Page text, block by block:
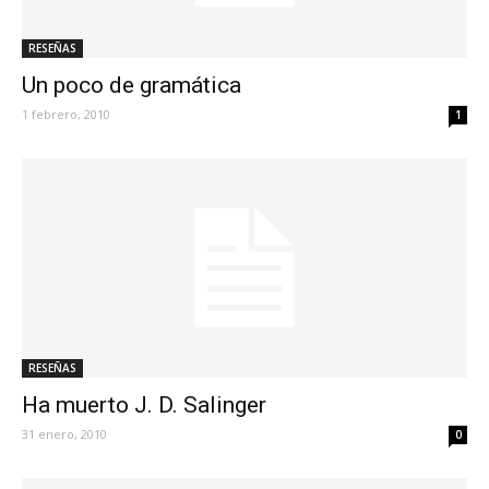
RESEÑAS
Un poco de gramática
1 febrero, 2010 1
RESEÑAS
Ha muerto J. D. Salinger
31 enero, 2010 0